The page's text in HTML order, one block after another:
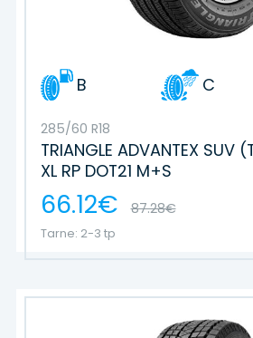
B C
285/60 R18
TRIANGLE ADVANTEX SUV
XL RP DOT21 M+S
66.12€ 87.28€
Tarne: 2-3 tp